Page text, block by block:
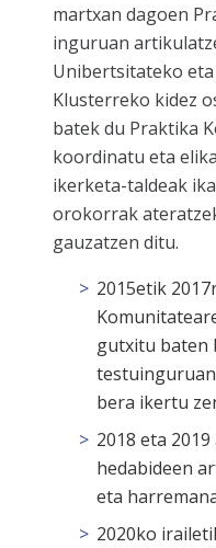
martxan dagoen
inguruan
Unibertsitateko
Klusterreko kidez
batek du Praktika
koordinatu eta
ikerketa-taldeak
orokorrak
gauzatzen ditu.
2015etik
gutxitu baten
bera ikertu
2018 eta
hedabideen
eta
2020ko